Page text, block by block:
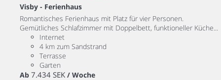
Visby - Ferienhaus
Romantisches Ferienhaus mit Platz für vier Personen.
Gemütliches Schlafzimmer mit Doppelbett, funktioneller Küche...
Internet
4 km zum Sandstrand
Terrasse
Garten
Ab 7.434 SEK / Woche